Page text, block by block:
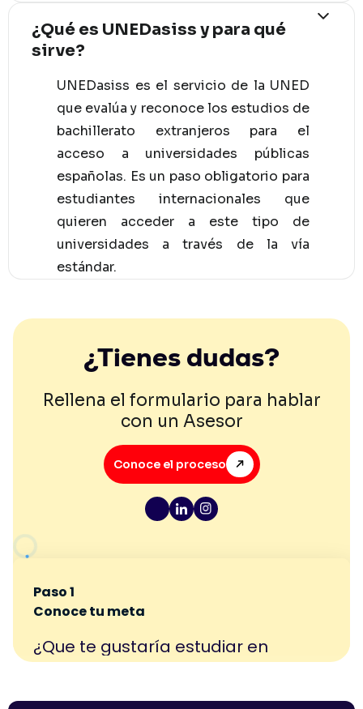
¿Qué es UNEDasiss y para qué
sirve?
UNEDasiss es el servicio de la UNED
que evalúa y reconoce los estudios de
bachillerato extranjeros para el
acceso a universidades públicas
españolas. Es un paso obligatorio para
estudiantes internacionales que
quieren acceder a este tipo de
universidades a través de la vía
estándar.
¿Tienes dudas?
Rellena el formulario para hablar
con un Asesor
Conoce el proceso